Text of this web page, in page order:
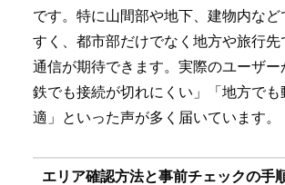
です。特に山間部や地下、建物内な
すく、都市部だけでなく地方や旅行先
通信が期待できます。実際のユーザー
鉄でも接続が切れにくい」「地方でも
適」といった声が多く届いています。
エリア確認方法と事前チェックの手